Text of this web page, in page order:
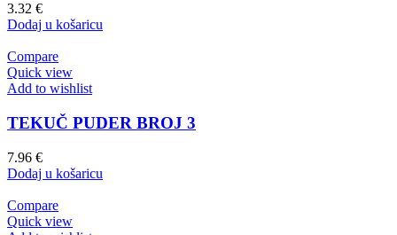
3.32 €
Dodaj u košaricu
Compare
Quick view
Add to wishlist
TEKUČ PUDER BROJ 3
7.96 €
Dodaj u košaricu
Compare
Quick view